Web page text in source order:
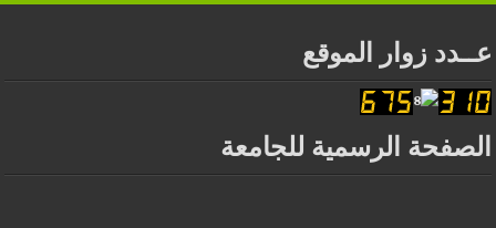
عــدد زوار الموقع
الصفحة الرسمية للجامعة